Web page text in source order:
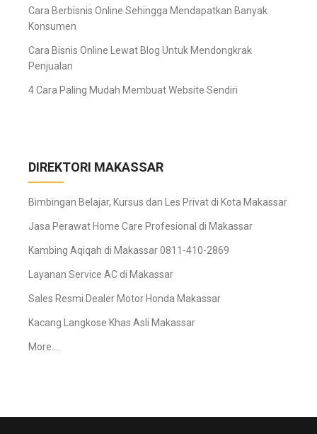
Cara Berbisnis Online Sehingga Mendapatkan Banyak
Konsumen
Cara Bisnis Online Lewat Blog Untuk Mendongkrak
Penjualan
4 Cara Paling Mudah Membuat Website Sendiri
DIREKTORI MAKASSAR
Bimbingan Belajar, Kursus dan Les Privat di Kota Makassar
Jasa Perawat Home Care Profesional di Makassar
Kambing Aqiqah di Makassar 0811-410-2869
Layanan Service AC di Makassar
Sales Resmi Dealer Motor Honda Makassar
Kacang Langkose Khas Asli Makassar
More….